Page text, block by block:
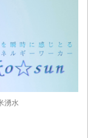
湧水